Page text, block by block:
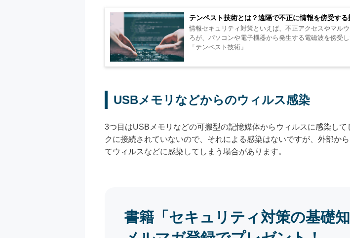
テンペスト技術とは？遠隔で不正に情報を傍受す
情報セキュリティ対策といえば、不正アクセスやマル
ろが、パソコンや電子機器から発生する電磁波を傍受
「テンペスト技術」
USBメモリなどからのウィルス感染
3つ目はUSBメモリなどの可搬型の記憶媒体からウィルスに感染し
クに接続されていないので、それによる感染はないですが、外部か
てウィルスなどに感染してしまう場合があります。
書籍「セキュリティ対策の基礎知